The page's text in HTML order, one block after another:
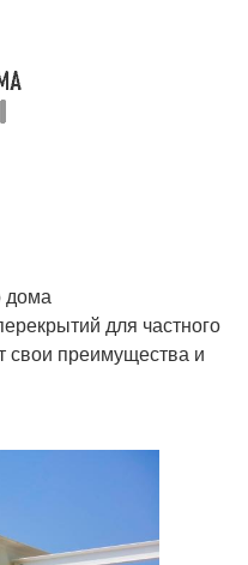
дома
для частного
свои преимущества и